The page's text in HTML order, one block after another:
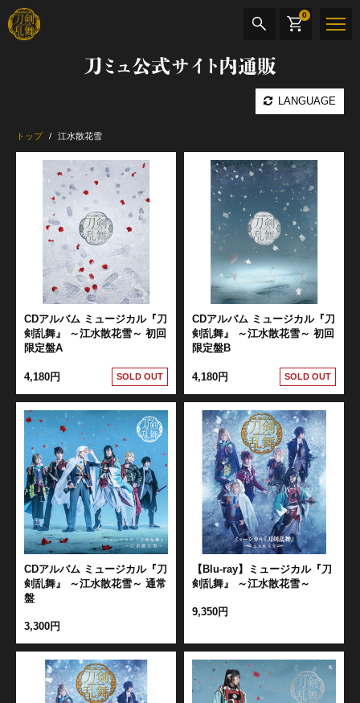
刀ミュ公式サイト内通販
LANGUAGE
0
CD・DVD その他
最新カテゴリー
加州清光 単騎出陣 極
トップ 江水散花雪
CDアルバム ミュージカル『刀
剣乱舞』 ～江水散花雪～ 初回
限定盤A
4,180円 SOLD OUT
CDアルバム ミュージカル『刀
剣乱舞』 ～江水散花雪～ 初回
限定盤B
4,180円 SOLD OUT
CDアルバム ミュージカル『刀
剣乱舞』 ～江水散花雪～ 通常
盤
3,300円
【Blu-ray】ミュージカル『刀
剣乱舞』 ～江水散花雪～
9,350円